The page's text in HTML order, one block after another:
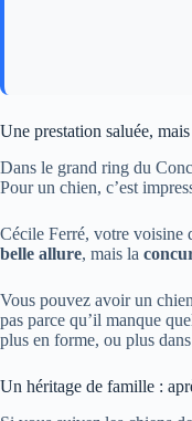
Une prestation saluée,
Dans le grand ring du
Pour un chien, c’est
Cécile Ferré, votre voisine
belle allure, mais la
Vous pouvez avoir un
pas parce qu’il manque
plus en forme, ou plus
Un héritage de famille :